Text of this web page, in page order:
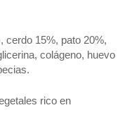
cerdo 15%, pato 20%,
colágeno, huevo
rico en